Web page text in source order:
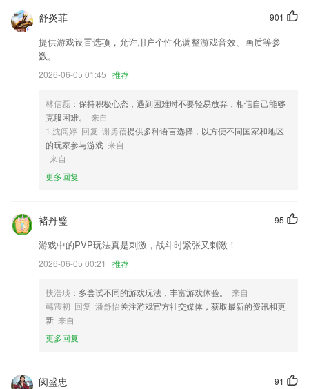
6k彩票下载安装软件特色
1,强大又免费好用的手机图片压缩软件，可以更好的节约手机空间；
2,智能诊断孩子学习的难点、易错点，并生成相对应的练习题。好题精
的数据这里都有记录。
4,多维评画，实时交流
5,全家健康，一手掌握，帮您更好了解家人的健康状况。
6,互动视频
6k彩票下载安装软件优势
强记忆；
2.通过app就能快速的进行签到打卡了，这样才能让app自动记录您的工
4.万花筒，9种模式任意选择
5.个人信息里面也可以让用户自由的进行编辑，把所有你的相关消息都存
6k彩票下载安装更新了什么?
901
舒炎菲
提供游戏设置选项，允许用户个性化调整游戏音效、画质等参
数。
2026-06-05 01:45 推荐
林信磊 ：保持积极心态，遇到困难时不要轻易放弃，相信自己能够
克服困难。
来自
1.沈阅婷 回复 谢勇蓓提供多种语言选择，以方便不同国家和地区
的玩家参与游戏 来自
来自
更多回复
95
褚丹璧
游戏中的PVP玩法真是刺激，战斗时紧张又刺激！
2026-06-05 00:21 推荐
扶浩琰 ：多尝试不同的游戏玩法，丰富游戏体验。
来自
韩震初 回复 潘舒怡关注游戏官方社交媒体，获取最新的资讯和更
新 来自
更多回复
91
闵盛忠